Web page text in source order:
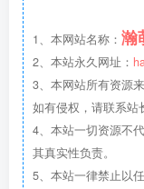
1、本网站名称： 瀚
2、本站永久网址：
3、本网站所有资源
如有侵权，请联系站
4、本站一切资源不
其真实性负责。
5、本站一律禁止以